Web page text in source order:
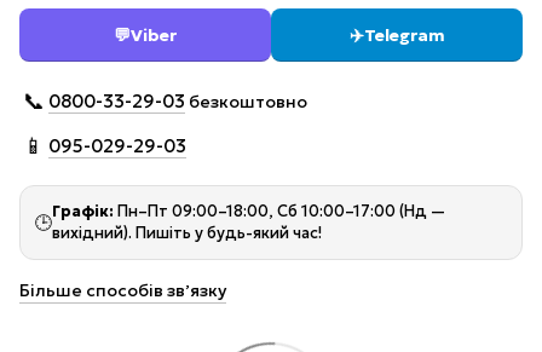
💬Viber ✈️Telegram
📞 0800-33-29-03 безкоштовно
📱 095-029-29-03
🕒
Графік: Пн–Пт 09:00–18:00, Сб 10:00–17:00 (Нд —
вихідний). Пишіть у будь-який час!
Більше способів звʼязку